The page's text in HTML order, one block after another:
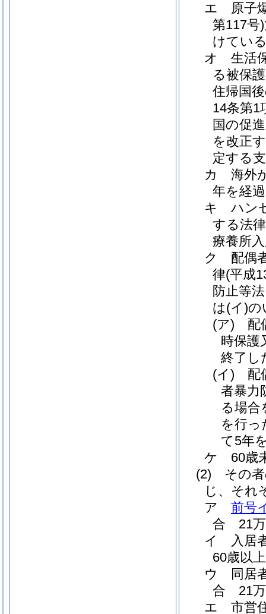
エ
原子
第117号)
けてい
オ
生活
る被保
住帰国
14条第1
国の促
を改正
定する
カ
海外
年を経
キ
ハン
する法律
療養所
ク
配偶
律(平成
防止等
は(イ)の
(ア)
配
時保護
終了し
(イ)
配
者暴力
る場合
を行っ
て5年
ケ
60歳
(2)
その
じ、それ
ア
前号
合 21万
イ
入居
60歳以
ウ
同居
合 21万
エ
市営